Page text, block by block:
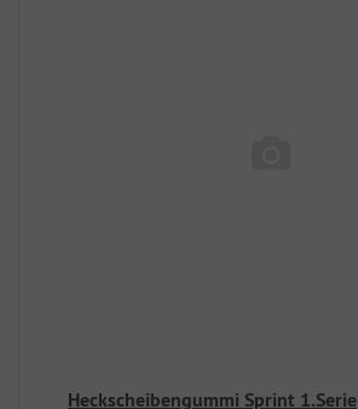
Heckscheibengummi Sprint 1.Serie